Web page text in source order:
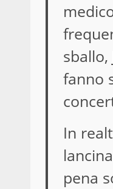
fanno
In
pena